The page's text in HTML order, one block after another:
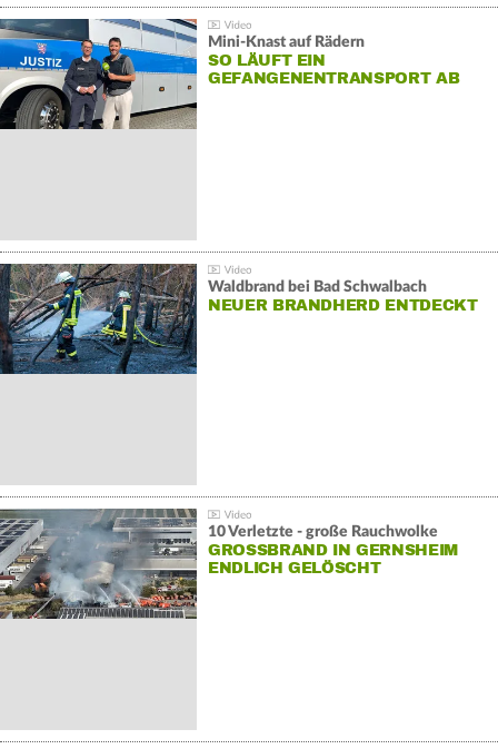
Mini-Knast auf Rädern
SO LÄUFT EIN
GEFANGENENTRANSPORT AB
Waldbrand bei Bad Schwalbach
NEUER BRANDHERD ENTDECKT
10 Verletzte - große Rauchwolke
GROSSBRAND IN GERNSHEIM E
NDLICH GELÖSCHT